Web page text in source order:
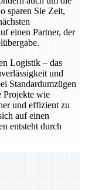
sparen Sie Zeit,
einen Partner, der
Logistik – das
und
Standardumzügen
Projekte wie
und effizient zu
auf einen
entsteht durch